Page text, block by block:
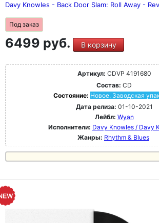
Davy Knowles - Back Door Slam: Roll Away -
Под заказ
6499 руб. В корзину
Артикул: CDVP 4191680
Состав: CD
Состояние: Новое. Заводская
Дата релиза: 01-10-2021
Лейбл: Wyan
Исполнители: Davy Knowles / Davy
Жанры: Rhythm & Blues